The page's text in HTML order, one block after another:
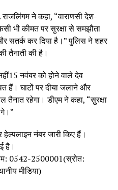
ने कहा, “वाराणसी देश-
भी कीमत पर सुरक्षा से समझौता
सतर्क कर दिया है।” पुलिस ने शहर
तैनाती की है।
नवंबर को होने वाले देव
हैं। घाटों पर दीया जलाने और
तैनात रहेगा। डीएम ने कहा, “सुरक्षा
नंबर जारी किए हैं।
है।
0542-2500001(स्रोत:
मीडिया)